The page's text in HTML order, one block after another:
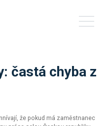
častá chyba z
že pokud má zaměstnanec